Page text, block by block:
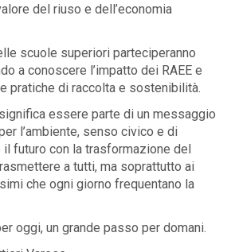
del riuso e dell’economia
scuole superiori parteciperanno
a conoscere l’impatto dei RAEE e
pratiche di raccolta e sostenibilità.
essere parte di un messaggio
l’ambiente, senso civico e di
futuro con la trasformazione del
a tutti, ma soprattutto ai
che ogni giorno frequentano la
oggi, un grande passo per domani.